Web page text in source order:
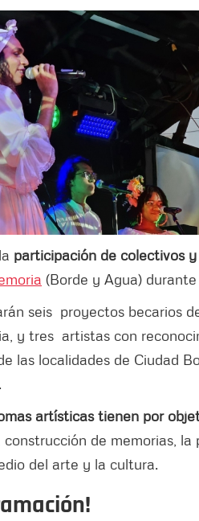
participación de colectivos
(Borde y Agua)
seis proyectos becarios
y tres artistas con
las localidades de Ciudad
artísticas tienen por
de memorias,
del arte y la cultura.